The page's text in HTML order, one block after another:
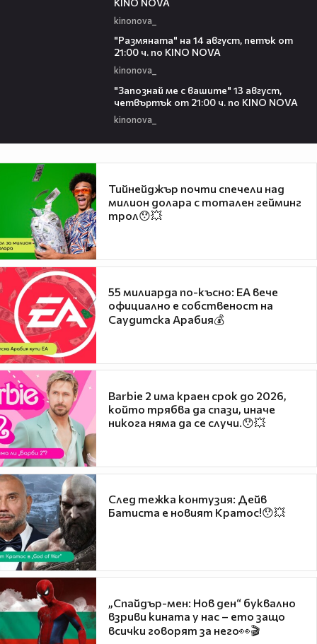
KINO NOVA
kinonova_
"Размянaта" на 14 август, петък от
21:00 ч. по KINO NOVA
kinonova_
"Запознай ме с вашите" 13 август,
четвъртък от 21:00 ч. по KINO NOVA
kinonova_
Тийнейджър почти спечели над
милион долара с тотален гейминг
трол😯💥
55 милиарда по-късно: EA вече
официално е собственост на
Саудитска Арабия💰
Barbie 2 има краен срок до 2026,
който трябва да спази, иначе
никога няма да се случи.😯💥
След тежка контузия: Дейв
Батиста е новият Кратос!😯💥
„Спайдър-мен: Нов ден“ буквално
взриви кината у нас – ето защо
всички говорят за него👀🎬